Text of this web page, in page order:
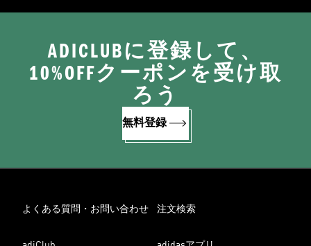
ADICLUBに登録して、
10%OFFクーポンを受け取
ろう
無料登録
よくある質問・お問い合わせ 注文検索